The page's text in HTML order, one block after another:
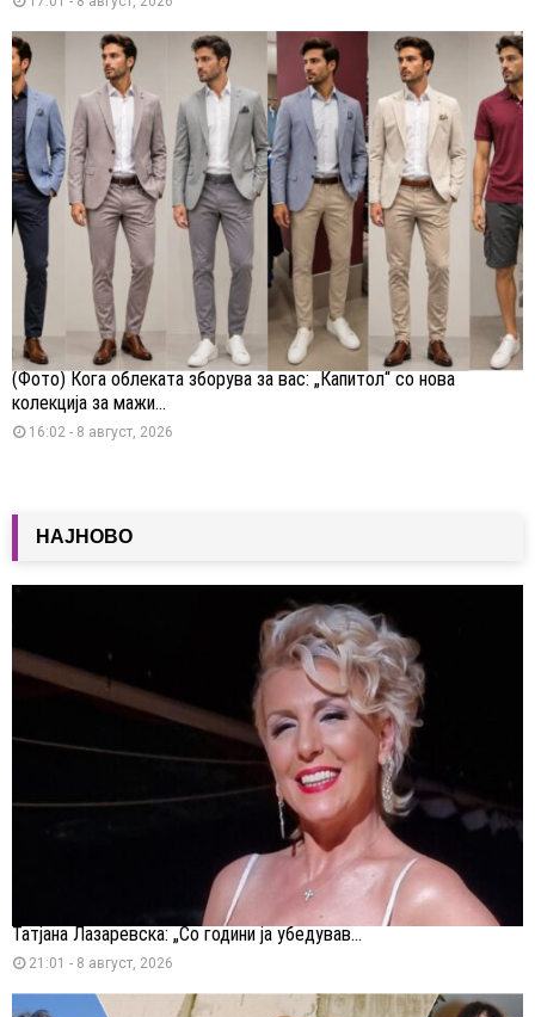
(Фото) Кога облеката зборува за вас: „Капитол“ со нова
колекција за мажи...
16:02 - 8 август, 2026
НАЈНОВО
Татјана Лазаревска: „Со години ја убедував...
21:01 - 8 август, 2026